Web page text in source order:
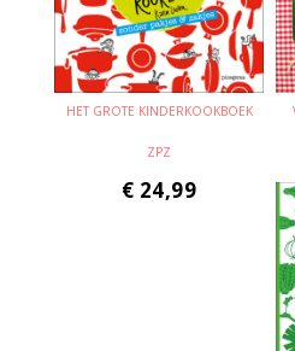
HET GROTE KINDERKOOKBOEK
ZPZ
€ 24,99